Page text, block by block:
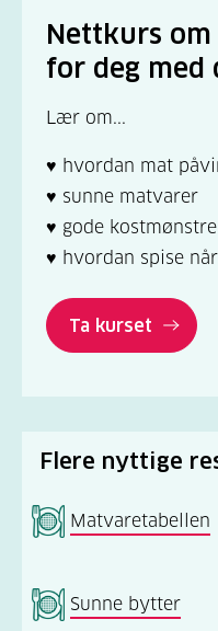
Nettkurs
for deg med
Lær om...
♥ hvordan mat
♥ sunne matvarer
♥ gode
♥ hvordan spise
Ta kurset
Flere nyttige
Matvaretabellen
Sunne bytter